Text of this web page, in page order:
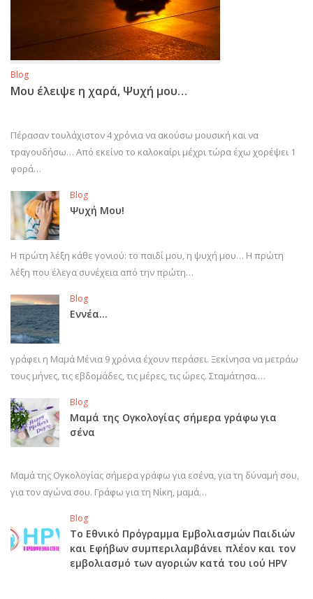
Blog
Μου έλειψε η χαρά, Ψυχή μου…
Πέρασαν τουλάχιστον 4 χρόνια να ακούσω μουσική και να
τραγουδήσω… Από εκείνο το καλοκαίρι μέχρι τώρα έχω χορέψει 1
φορά…
Blog
Ψυχή Μου!
Η πρώτη λέξη κάθε γονιού: το παιδί μου, η ψυχή μου… Η πρώτη
λέξη που έλεγα συνέχεια από την πρώτη…
Blog
Εννέα…
γράφει η Μαμά Μένια 9 χρόνια έχουν περάσει. Ξεκίνησα να μετράω
τους μήνες, τις εβδομάδες, τις μέρες, τις ώρες. Σταμάτησα.…
Blog
Μαμά της Ογκολογίας σήμερα γράφω για
σένα
Μαμά της Ογκολογίας σήμερα γράφω για εσένα, για τη δύναμή σου,
για τον αγώνα σου. Γράφω για τη Νίκη, μαμά…
Blog
Το Εθνικό Πρόγραμμα Εμβολιασμών Παιδιών
και Εφήβων συμπεριλαμβάνει πλέον και τον
εμβολιασμό των αγοριών κατά του ιού HPV